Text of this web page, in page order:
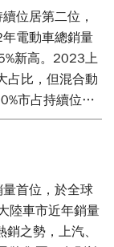
擴大既有輸德
附加價值產品；
國柏林廠擴大產
標，建立合作典
位居第二位，
電動車總銷量
新高。2023上
占比，但混合動
市占持續位居
下超越Ford。此
國生產比例，
後續我國可思
團體戰方式參與
廠品牌供應鏈名
首位，於全球
陸車市近年銷量
之勢，上汽、